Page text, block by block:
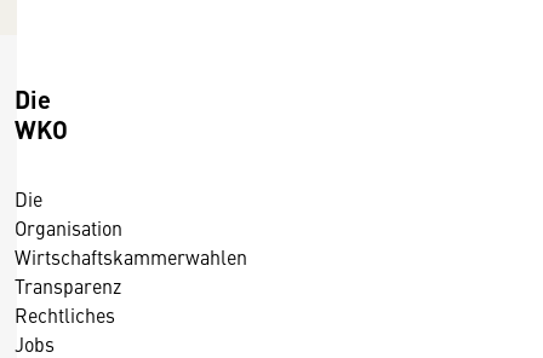
Die
WKO
Die
Organisation
Wirtschaftskammerwahlen
Transparenz
Rechtliches
Jobs